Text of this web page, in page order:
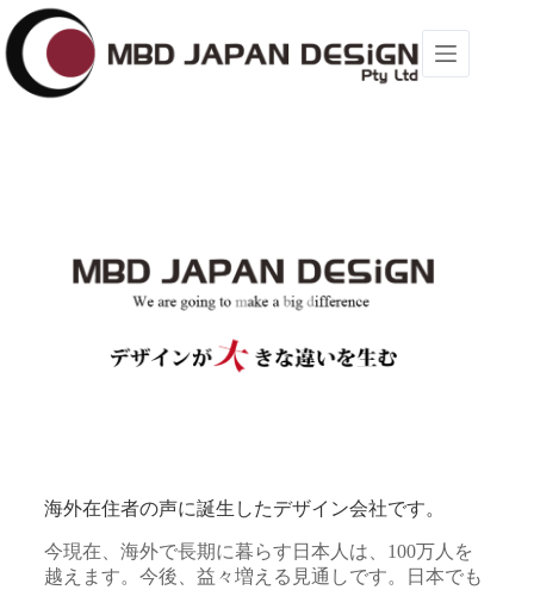
ン
テ
ン
海外在住者の声に誕生したデザイン会社です。
今現在、海外で長期に暮らす日本人は、100万人を
越えます。今後、益々増える見通しです。日本でも